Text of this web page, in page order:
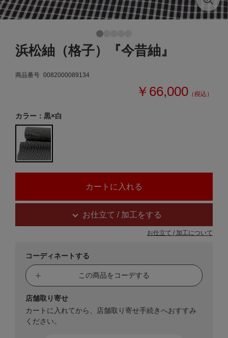
浜松紬（格子）『今昔紬』
商品番号 0082000089134
￥66,000 （税込）
カラー：黒×白
お仕立て / 加工をする
お仕立て / 加工について
コーディネートする
この商品をコーデする
店舗取り寄せ
カートに入れてから、店舗取り寄せ手続きへおすすみ
ください。